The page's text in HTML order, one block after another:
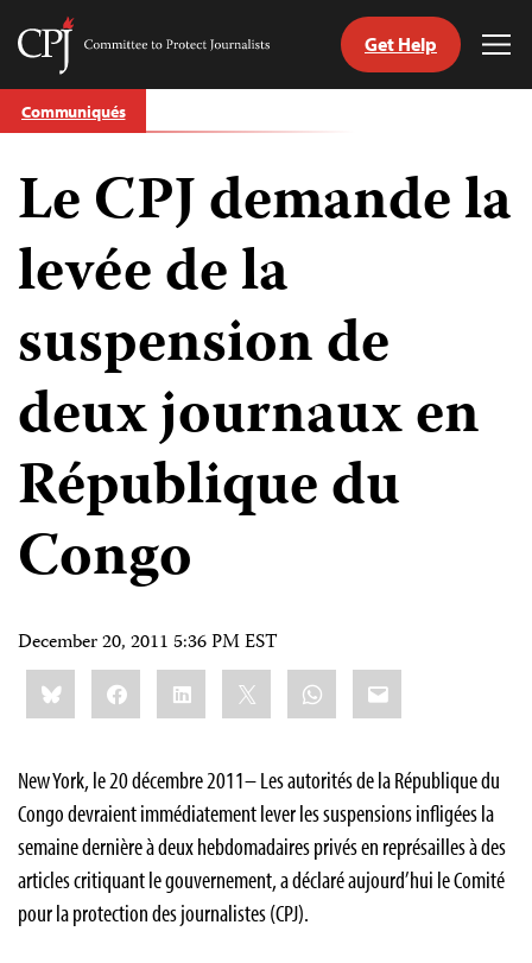
Skip
to
Committee
Journalists
Get Help
Communiqués
Le CPJ demande la
levée de la
suspension de
deux journaux en
République du
Congo
December 20, 2011 5:36 PM EST
Share
this:BlueskyFacebookLinkedIn WhatsApp
Email
New York, le 20 décembre 2011– Les autorités de la République du
Congo devraient immédiatement lever les suspensions infligées la
semaine dernière à deux hebdomadaires privés en représailles à des
articles critiquant le gouvernement, a déclaré aujourd’hui le Comité
pour la protection des journalistes (CPJ).